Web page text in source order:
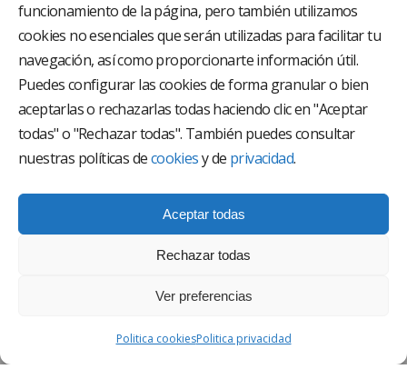
funcionamiento de la página, pero también utilizamos
cookies no esenciales que serán utilizadas para facilitar tu
navegación, así como proporcionarte información útil.
Puedes configurar las cookies de forma granular o bien
aceptarlas o rechazarlas todas haciendo clic en "Aceptar
todas" o "Rechazar todas". También puedes consultar
nuestras políticas decookiesy de privacidad.
Aceptar todas
Rechazar todas
Ver preferencias
Politica cookiesPolitica privacidad
El Grupo Hospitalario HLA es uno de los proveedores
hospitalarios con mayor presencia en España, creado
con el objetivo de proporcionar el acceso a una
asistencia sanitaria de alto nivel. Nuestra red asistencial
está compuesta por 18 hospitales y 37 centros médicos
multiespecialidad.
Síguenos en
POLÍTICA DE PRIVACIDAD